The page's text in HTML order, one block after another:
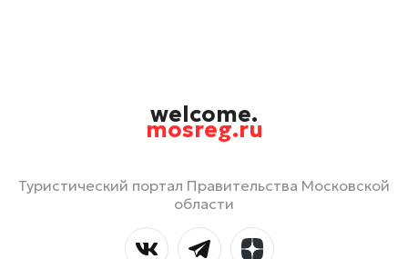
welcome.
mosreg.ru
Туристический портал Правительства Московской
области